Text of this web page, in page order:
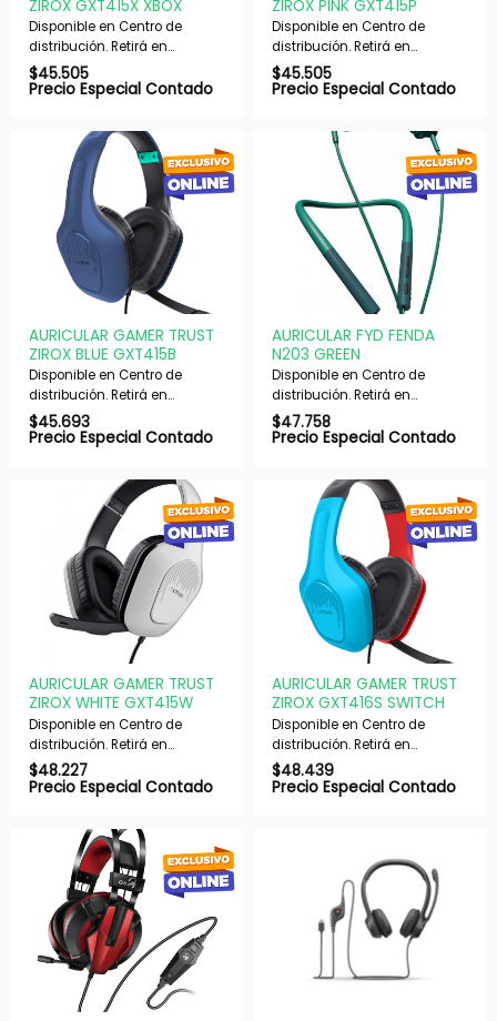
ZIROX GXT415X XBOX
Disponible en Centro de
distribución. Retirá en
nuestras sucursales en 48 hs
hábiles. Si es con envío,
$45.505
Precio Especial Contado
ZIROX PINK GXT415P
Disponible en Centro de
distribución. Retirá en
nuestras sucursales en 48 hs
hábiles. Si es con envío,
$45.505
Precio Especial Contado
AURICULAR GAMER TRUST
ZIROX BLUE GXT415B
Disponible en Centro de
distribución. Retirá en
nuestras sucursales en 48 hs
hábiles. Si es con envío,
$45.693
Precio Especial Contado
AURICULAR FYD FENDA
N203 GREEN
Disponible en Centro de
distribución. Retirá en
nuestras sucursales en 48 hs
hábiles. Si es con envío,
$47.758
Precio Especial Contado
AURICULAR GAMER TRUST
ZIROX WHITE GXT415W
Disponible en Centro de
distribución. Retirá en
nuestras sucursales en 48 hs
hábiles. Si es con envío,
$48.227
Precio Especial Contado
AURICULAR GAMER TRUST
ZIROX GXT416S SWITCH
Disponible en Centro de
distribución. Retirá en
nuestras sucursales en 48 hs
hábiles. Si es con envío,
$48.439
Precio Especial Contado